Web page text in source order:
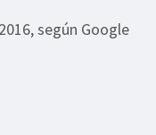
según Google